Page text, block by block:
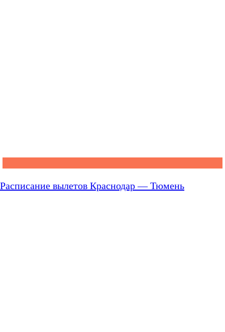
Расписание вылетов Краснодар — Тюмень